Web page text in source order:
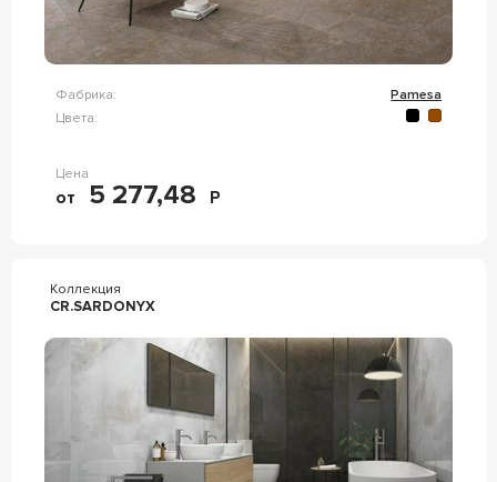
Фабрика:
Pamesa
Цвета:
Цена
от 5 277,48 Р
Коллекция
CR.SARDONYX